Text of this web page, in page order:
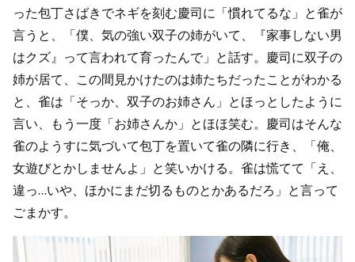
った包丁さばきでネギを刻む慶司に「慣れてるな」と雀が
言うと、「僕、気の強い双子の姉がいて、『家事しない男
はクズ』って言われて育ったんで」と話す。慶司に双子の
姉が居て、この間見かけたのは姉たちだったことがわかる
と、雀は「そっか、双子のお姉さん」とほっとしたように
言い、もう一度「お姉さんか」とほほ笑む。慶司はそんな
雀のようすに気づいて包丁を置いて雀の隣に行き、「俺、
女遊びとかしませんよ」と笑いかける。雀は慌てて「え、
違っ…いや、ほかにまだ切るものとかあるだろ」と言って
ごまかす。